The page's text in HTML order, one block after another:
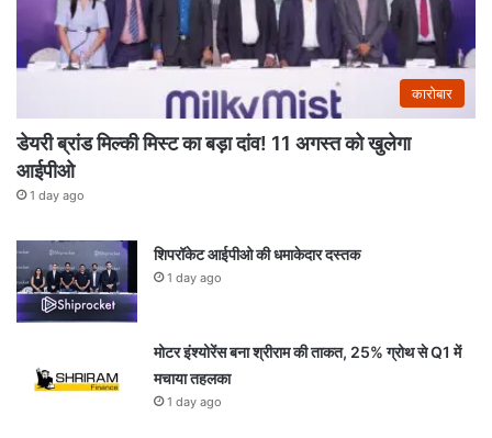
कारोबार
डेयरी ब्रांड मिल्की मिस्ट का बड़ा दांव! 11 अगस्त को खुलेगा
आईपीओ
1 day ago
शिपरॉकेट आईपीओ की धमाकेदार दस्तक
1 day ago
मोटर इंश्योरेंस बना श्रीराम की ताकत, 25% ग्रोथ से Q1 में
मचाया तहलका
1 day ago